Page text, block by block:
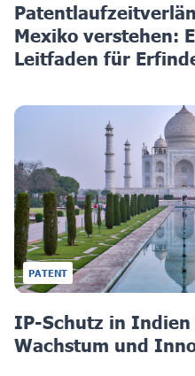
Mexiko verstehen:
Leitfaden für
PATENT
IP-Schutz in
Wachstum und